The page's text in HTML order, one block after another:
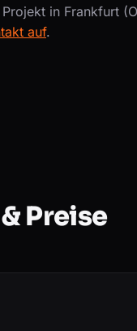
in Frankfurt
auf.
Preise